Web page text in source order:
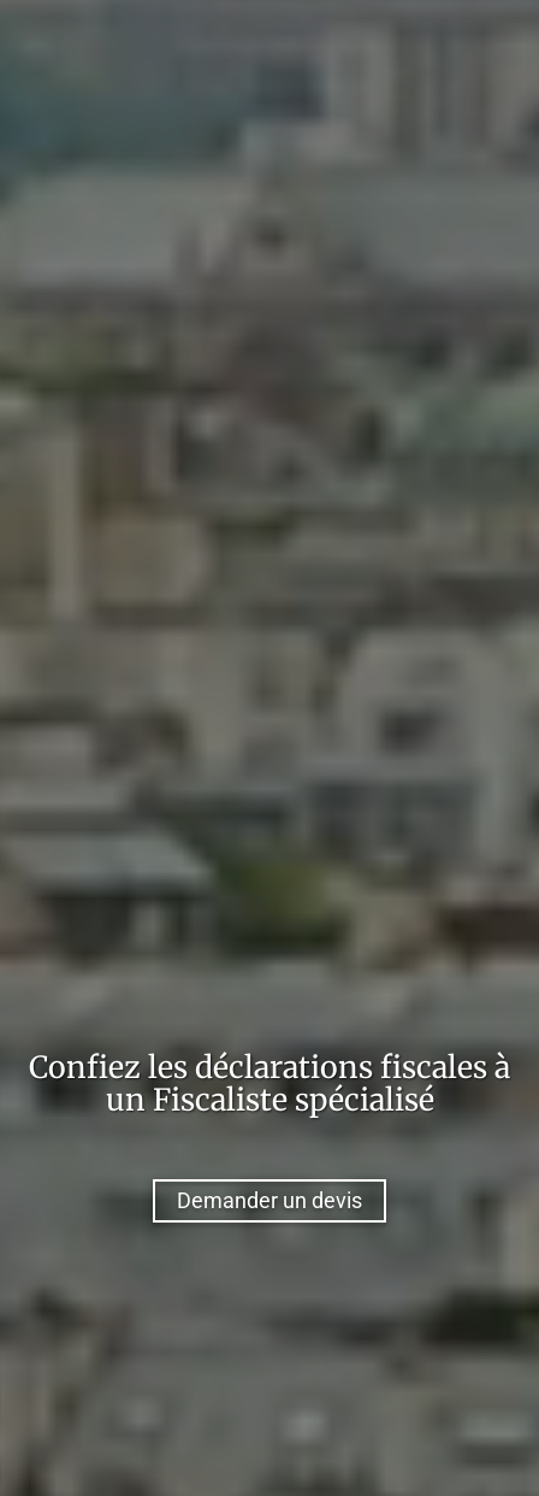
Confiezles déclarations fiscalesà
unFiscalistespécialisé
Demander un devis